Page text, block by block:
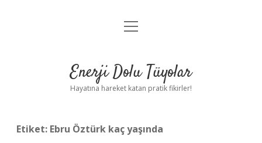
Anasayfa
Yasal Uyarı
menüyü
Enerji Dolu Tüyolar
Hayatına hareket katan pratik fikirler!
Etiket: Ebru Öztürk kaç yaşında